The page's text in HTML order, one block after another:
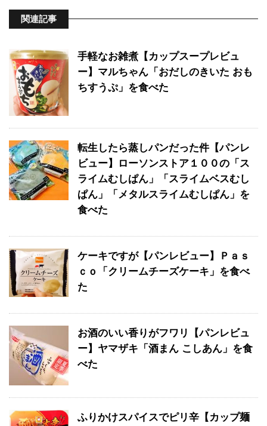
関連記事
手軽なお雑煮【カップスープレビュ
ー】マルちゃん「おだしのきいた おも
ちすうぷ」を食べた
転生したら蒸しパンだった件【パンレ
ビュー】ローソンストア１００の「ス
ライムむしぱん」「スライムベスむし
ぱん」「メタルスライムむしぱん」を
食べた
ケーキですが【パンレビュー】Ｐａｓ
ｃｏ「クリームチーズケーキ」を食べ
た
お酒のいい香りがフワリ【パンレビュ
ー】ヤマザキ「酒まん こしあん」を食
べた
ふりかけスパイスでピリ辛【カップ麺